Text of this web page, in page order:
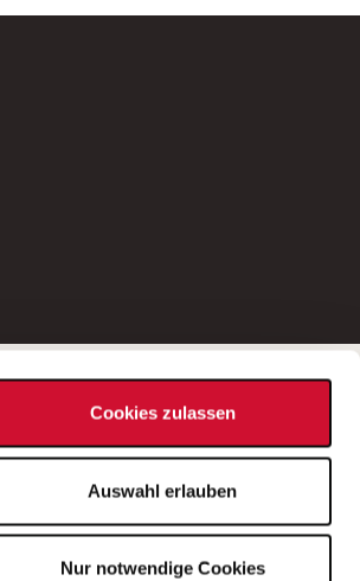
Cookies zulassen
Auswahl erlauben
Nur notwendige Cookies
zu einer Stellenausschreibung
Sie sich bitte an die*den in der